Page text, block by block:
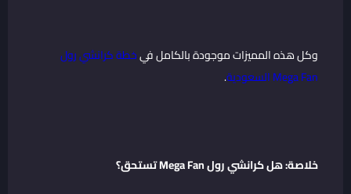
وكل هذه المميزات موجودة بالكامل فيخطة كرانشي رول
Mega Fan السعودية
.
خلاصة: هل كرانشي رول Mega Fan تستحق؟